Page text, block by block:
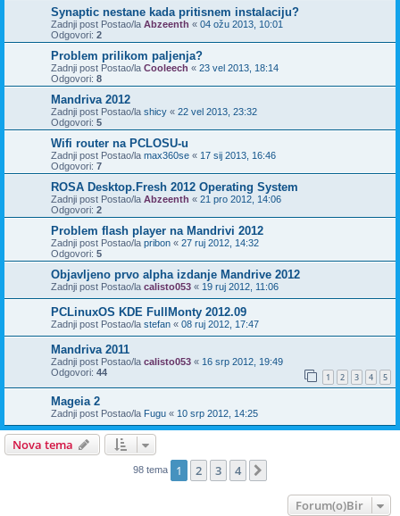
Synaptic nestane kada pritisnem instalaciju?
Zadnji post Postao/la Abzeenth « 04 ožu 2013, 10:01
Odgovori: 2
Problem prilikom paljenja?
Zadnji post Postao/la Cooleech « 23 vel 2013, 18:14
Odgovori: 8
Mandriva 2012
Zadnji post Postao/la shicy « 22 vel 2013, 23:32
Odgovori: 5
Wifi router na PCLOSU-u
Zadnji post Postao/la max360se « 17 sij 2013, 16:46
Odgovori: 7
ROSA Desktop.Fresh 2012 Operating System
Zadnji post Postao/la Abzeenth « 21 pro 2012, 14:06
Odgovori: 2
Problem flash player na Mandrivi 2012
Zadnji post Postao/la pribon « 27 ruj 2012, 14:32
Odgovori: 5
Objavljeno prvo alpha izdanje Mandrive 2012
Zadnji post Postao/la calisto053 « 19 ruj 2012, 11:06
PCLinuxOS KDE FullMonty 2012.09
Zadnji post Postao/la stefan « 08 ruj 2012, 17:47
Mandriva 2011
Zadnji post Postao/la calisto053 « 16 srp 2012, 19:49
Odgovori: 44 1 2 3 4 5
Mageia 2
Zadnji post Postao/la Fugu « 10 srp 2012, 14:25
Nova tema
98 tema 1 2 3 4
Forum(o)Bir